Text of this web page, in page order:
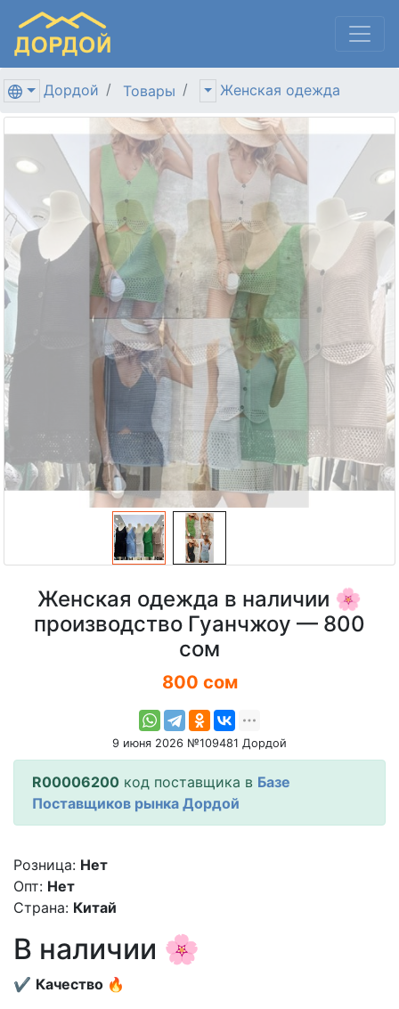
Дордой Товары Женская одежда
Женская одежда в наличии 🌸
производство Гуанчжоу — 800
сом
800 сом
9 июня 2026 №109481 Дордой
R00006200 код поставщика в Базе
Поставщиков рынка Дордой
Розница: Нет
Опт: Нет
Страна: Китай
В наличии 🌸
✔️ Качество 🔥